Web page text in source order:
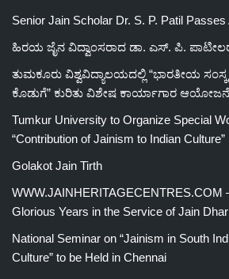
Senior Jain Scholar Dr. S. P. Patil Passes
ಹಿರಯ ಜೈನ ವಿದ್ವಾಂಸರಾದ ಡಾ. ಎಸ್. ಪಿ.
ತುಮಕೂರು ವಿಶ್ವವಿದ್ಯಾಲಯದಲ್ಲಿ “ಭಾರತೀಯ
ಕೊಡುಗೆ” ಕುರಿತು ವಿಶೇಷ ಕಾರ್ಯಾಗಾರ ಆಯೋಜನೆ
Tumkur University to Organize Special
“Contribution of Jainism to Indian Culture”
Golakot Jain Tirth
WWW.JAINHERITAGECENTRES.COM
Glorious Years in the Service of Jain
National Seminar on “Jainism in South
Culture” to be Held in Chennai